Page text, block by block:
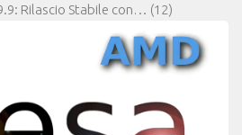
Rilascio Stabile con… (12)